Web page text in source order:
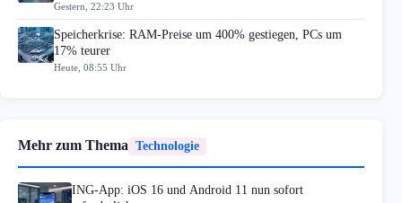
Gestern, 22:23 Uhr
Speicherkrise: RAM-Preise um 400% gestiegen, PCs um
17% teurer
Heute, 08:55 Uhr
Mehr zum Thema Technologie
ING-App: iOS 16 und Android 11 nun sofort